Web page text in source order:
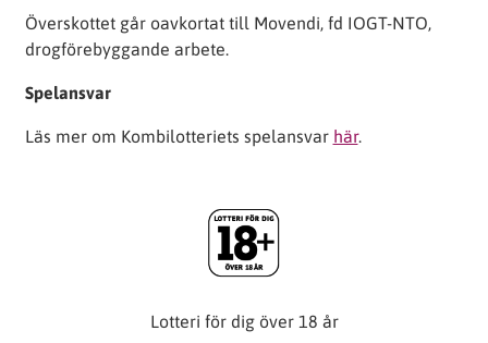
Överskottet går oavkortat till Movendi, fd IOGT-NTO,
drogförebyggande arbete.
Spelansvar
Läs mer om Kombilotteriets spelansvar här.
Lotteri för dig över 18 år